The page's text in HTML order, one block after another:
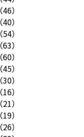
（46）
（40）
（54）
（63）
（60）
（45）
（30）
（16）
（21）
（19）
（26）